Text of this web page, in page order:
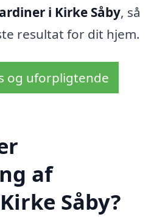
i Kirke Såby, så
resultat for dit hjem.
og uforpligtende
af
Såby?